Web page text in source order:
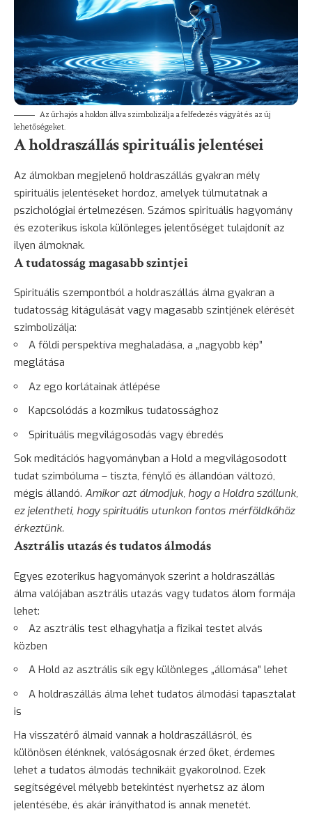
Az űrhajós a holdon állva szimbolizálja a felfedezés vágyát és az új
lehetőségeket.
A holdraszállás spirituális jelentései
Az álmokban megjelenő holdraszállás gyakran mély
spirituális jelentéseket hordoz, amelyek túlmutatnak a
pszichológiai értelmezésen. Számos spirituális hagyomány
és ezoterikus iskola különleges jelentőséget tulajdonít az
ilyen álmoknak.
A tudatosság magasabb szintjei
Spirituális szempontból a holdraszállás álma gyakran a
tudatosság kitágulását vagy magasabb szintjének elérését
szimbolizálja:
A földi perspektíva meghaladása, a „nagyobb kép”
meglátása
Az ego korlátainak átlépése
Kapcsolódás a kozmikus tudatossághoz
Spirituális megvilágosodás vagy ébredés
Sok meditációs hagyományban a Hold a megvilágosodott
tudat szimbóluma – tiszta, fénylő és állandóan változó,
mégis állandó. Amikor azt álmodjuk, hogy a Holdra szállunk,
ez jelentheti, hogy spirituális utunkon fontos mérföldkőhöz
érkeztünk.
Asztrális utazás és tudatos álmodás
Egyes ezoterikus hagyományok szerint a holdraszállás
álma valójában asztrális utazás vagy tudatos álom formája
lehet:
Az asztrális test elhagyhatja a fizikai testet alvás
közben
A Hold az asztrális sík egy különleges „állomása” lehet
A holdraszállás álma lehet tudatos álmodási tapasztalat
is
Ha visszatérő álmaid vannak a holdraszállásról, és
különösen élénknek, valóságosnak érzed őket, érdemes
lehet a tudatos álmodás technikáit gyakorolnod. Ezek
segítségével mélyebb betekintést nyerhetsz az álom
jelentésébe, és akár irányíthatod is annak menetét.